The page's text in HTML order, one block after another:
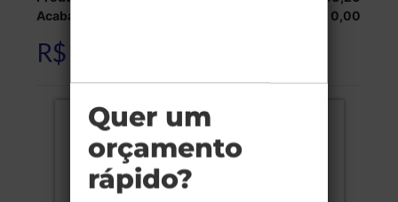
Acabamentos:
R$ 0,00
R$ 90,20